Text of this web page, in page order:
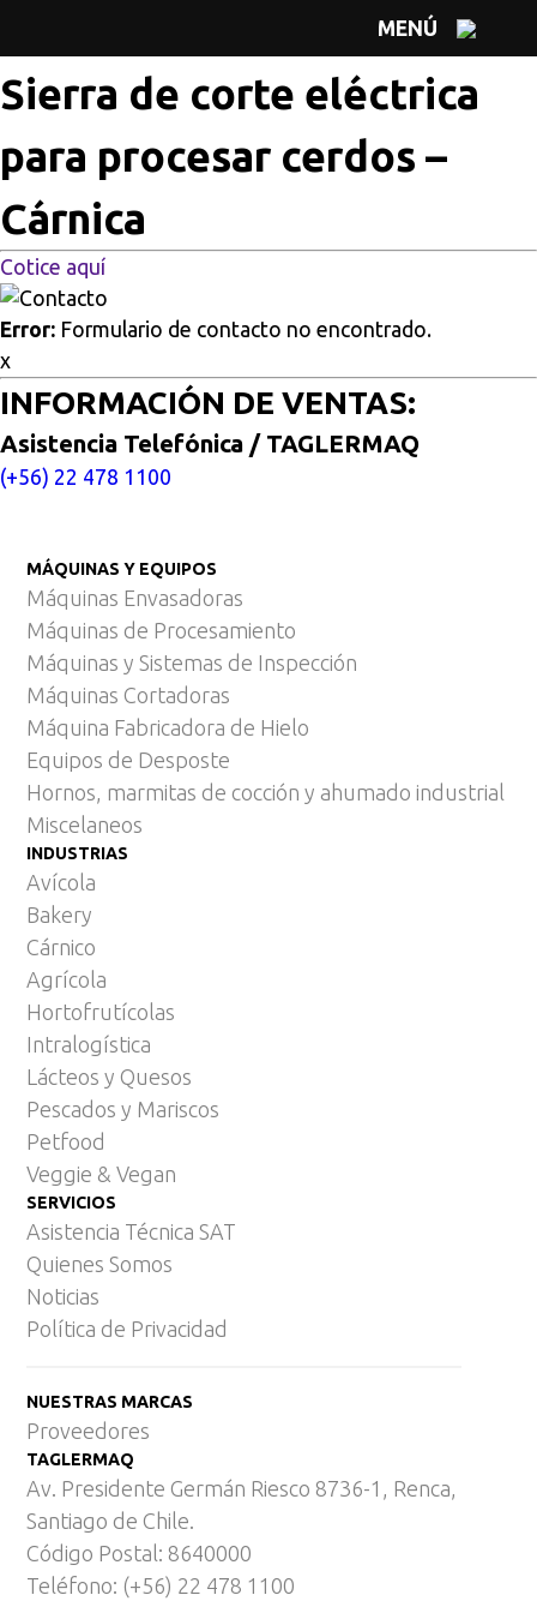
MENÚ
Sierra de corte eléctrica para procesar
Sierra de corte eléctrica
para procesar cerdos –
Cárnica
Cotice aquí
Error: Formulario de contacto no encontrado.
x
INFORMACIÓN DE VENTAS:
Asistencia Telefónica / TAGLERMAQ
(+56) 22 478 1100
MÁQUINAS Y EQUIPOS
Máquinas Envasadoras
Máquinas de Procesamiento
Máquinas y Sistemas de Inspección
Máquinas Cortadoras
Máquina Fabricadora de Hielo
Equipos de Desposte
Hornos, marmitas de cocción y ahumado industrial
Miscelaneos
INDUSTRIAS
Avícola
Bakery
Cárnico
Agrícola
Hortofrutícolas
Intralogística
Lácteos y Quesos
Pescados y Mariscos
Petfood
Veggie & Vegan
SERVICIOS
Asistencia Técnica SAT
Quienes Somos
Noticias
Política de Privacidad
NUESTRAS MARCAS
Proveedores
TAGLERMAQ
Av. Presidente Germán Riesco 8736-1, Renca,
Santiago de Chile.
Código Postal: 8640000
Teléfono: (+56) 22 478 1100